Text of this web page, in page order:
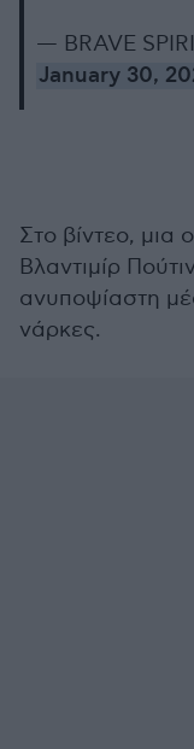
— BRAVE
January 30,
Στο βίντεο, μια
Βλαντιμίρ
ανυποψίαστη
νάρκες.